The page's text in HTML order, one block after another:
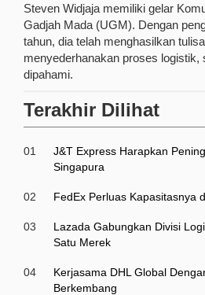
Steven Widjaja memiliki gelar
Gadjah Mada (UGM). Dengan
tahun, dia telah menghasilkan
menyederhanakan proses logistik,
dipahami.
Terakhir Dilihat
01
J&T Express Harapkan
Singapura
02 FedEx Perluas Kapasitasnya
03
Lazada Gabungkan Divisi
Satu Merek
04
Kerjasama DHL Global
Berkembang